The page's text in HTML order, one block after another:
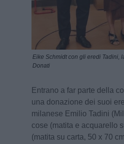
Eike Schmidt con gli eredi Tadini,
Donati
Entrano a far parte della
una donazione dei suoi
milanese Emilio Tadini
cose (matita e acquarello
(matita su carta, 50 x 70